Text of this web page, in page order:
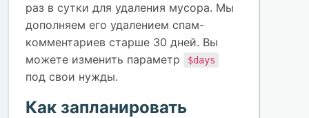
раз в сутки для удаления мусора. Мы
дополняем его удалением спам-
комментариев старше 30 дней. Вы
можете изменить параметр
$days
под свои нужды.
Как запланировать